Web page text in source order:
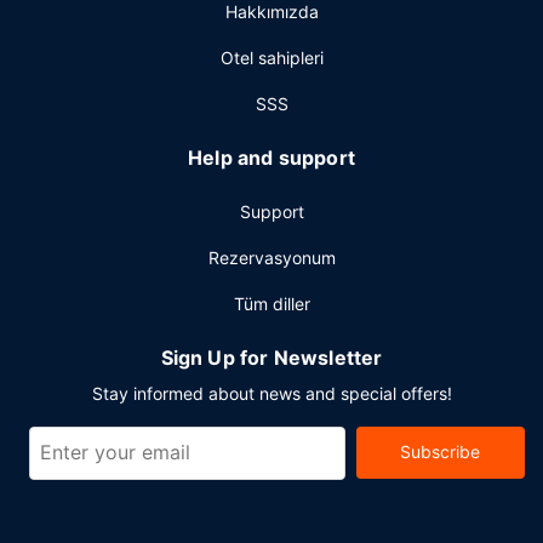
alanda konferans alanı ve toplantı odası sunmaktadır.
Hakkımızda
Otel sahipleri
SSS
Help and support
Support
Rezervasyonum
Tüm diller
Sign Up for Newsletter
Stay informed about news and special offers!
Subscribe